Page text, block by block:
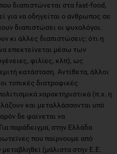
διαπιστώνεται στα fast-food,
για να οδηγείται ο άνθρωπος σε
διαπιστώσει οι ψυχολόγοι.
κι άλλες διαπιστώσεις: ότι η
επεκτείνεται μέσω των
φιλίες, κλπ), ως
κατάσταση. Αντίθετα, άλλοι
τοπικές διατροφικές
χαρακτηριστικά (π.χ. η
και μεταλλάσσονται υπό
δε φαίνεται να
παράδειγμα, στην Ελλάδα
που παίρνουμε από
(μάλιστα στην Ε.Ε.